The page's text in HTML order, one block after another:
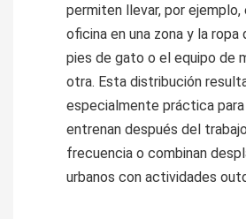
permiten llevar, por ejemplo,
oficina en una zona y la ropa
pies de gato o el equipo de
otra. Esta distribución
especialmente práctica para
entrenan después del
frecuencia o combinan
urbanos con actividades